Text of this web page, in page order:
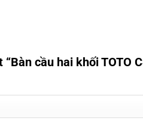
cầu hai khối TOTO